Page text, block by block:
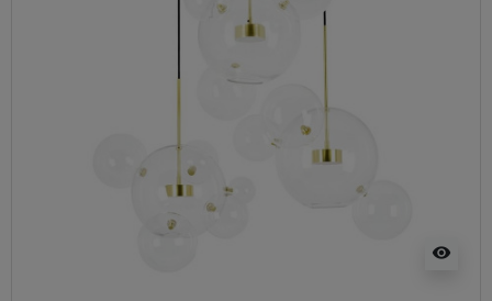
visibility